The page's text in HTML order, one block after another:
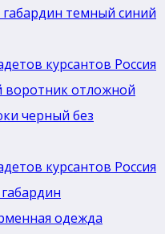
темный синий
курсантов Россия
отложной
черный без
курсантов Россия
одежда